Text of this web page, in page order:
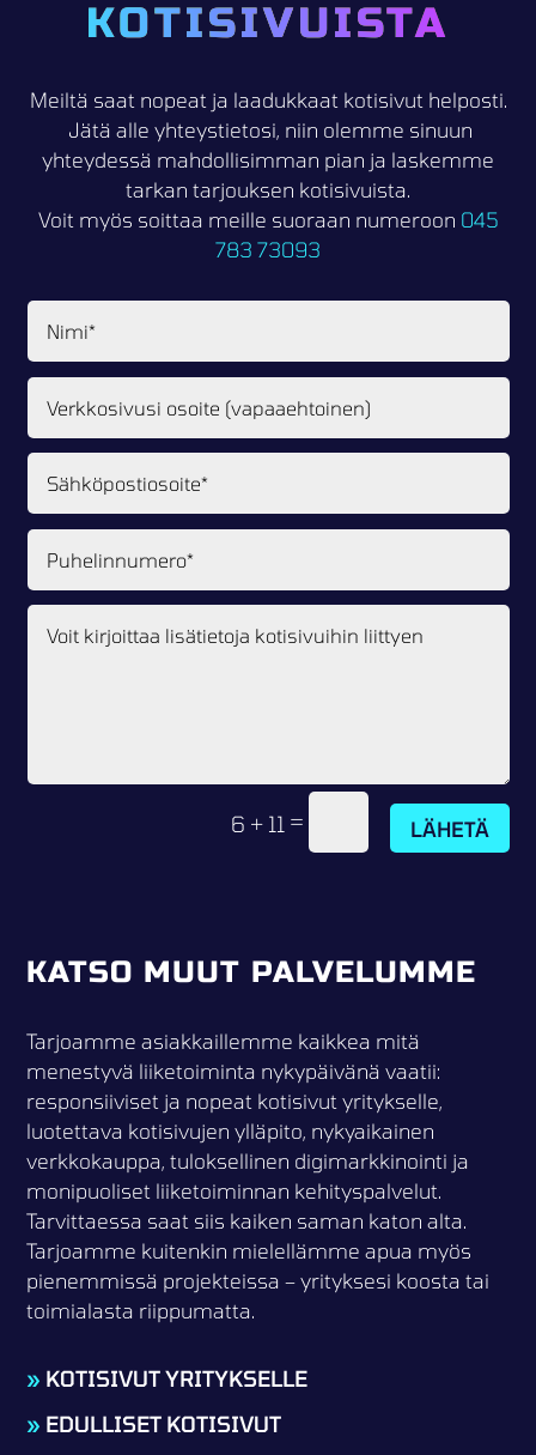
KOTISIVUISTA
Meiltä saat nopeat ja laadukkaat kotisivut helposti.
Jätä alle yhteystietosi, niin olemme sinuun
yhteydessä mahdollisimman pian ja laskemme
tarkan tarjouksen kotisivuista.
Voit myös soittaa meille suoraan numeroon 045
783 73093
6 + 11 = LÄHETÄ
KATSO MUUT PALVELUMME
Tarjoamme asiakkaillemme kaikkea mitä
menestyvä liiketoiminta nykypäivänä vaatii:
responsiiviset ja nopeat kotisivut yritykselle,
luotettava kotisivujen ylläpito, nykyaikainen
verkkokauppa, tuloksellinen digimarkkinointi ja
monipuoliset liiketoiminnan kehityspalvelut.
Tarvittaessa saat siis kaiken saman katon alta.
Tarjoamme kuitenkin mielellämme apua myös
pienemmissä projekteissa – yrityksesi koosta tai
toimialasta riippumatta.
» KOTISIVUT YRITYKSELLE
» EDULLISET KOTISIVUT